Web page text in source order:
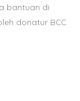
bantuan di
donatur BCC